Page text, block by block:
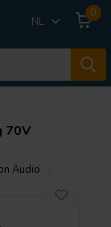
NL
0
70V
Audio